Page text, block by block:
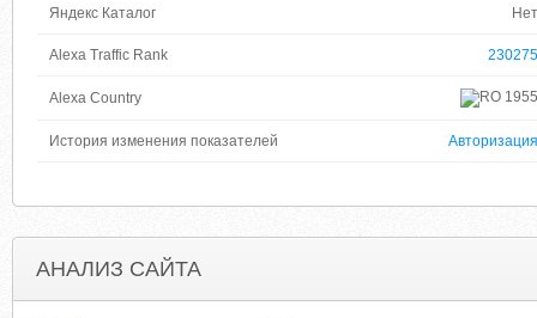
Яндекс Каталог Нет
Alexa Traffic Rank 230275
Alexa Country 1955
История изменения показателей Авторизация
АНАЛИЗ САЙТА